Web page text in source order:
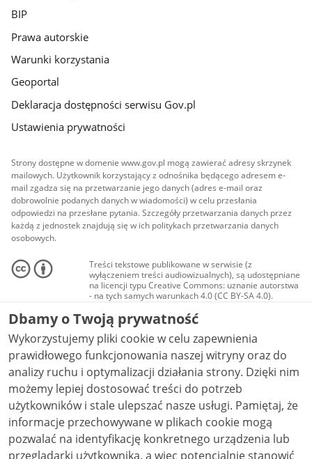
BIP
Prawa autorskie
Warunki korzystania
Geoportal
Deklaracja dostępności serwisu Gov.pl
Ustawienia prywatności
Strony dostępne w domenie www.gov.pl mogą zawierać adresy skrzynek
mailowych. Użytkownik korzystający z odnośnika będącego adresem e-
mail zgadza się na przetwarzanie jego danych (adres e-mail oraz
dobrowolnie podanych danych w wiadomości) w celu przesłania
odpowiedzi na przesłane pytania. Szczegóły przetwarzania danych przez
każdą z jednostek znajdują się w ich politykach przetwarzania danych
osobowych.
Treści tekstowe publikowane w serwisie (z
wyłączeniem treści audiowizualnych), są udostępniane
na licencji typu Creative Commons: uznanie autorstwa
- na tych samych warunkach 4.0 (CC BY-SA 4.0).
Materiały audiowizualne, w tym zdjęcia, materiały
audio i wideo, są udostępniane na licencji typu
Creative Commons: uznanie autorstwa użycie
niekomercyjne - bez utworów zależnych 4.0 (CC BY-
NC-ND 4.0), o ile nie jest to stwierdzone inaczej.
Dbamy o Twoją prywatność
Wykorzystujemy pliki cookie w celu zapewnienia
prawidłowego funkcjonowania naszej witryny oraz do
analizy ruchu i optymalizacji działania strony. Dzięki nim
możemy lepiej dostosować treści do potrzeb
użytkowników i stale ulepszać nasze usługi. Pamiętaj, że
informacje przechowywane w plikach cookie mogą
pozwalać na identyfikację konkretnego urządzenia lub
przeglądarki użytkownika, a więc potencjalnie stanowić